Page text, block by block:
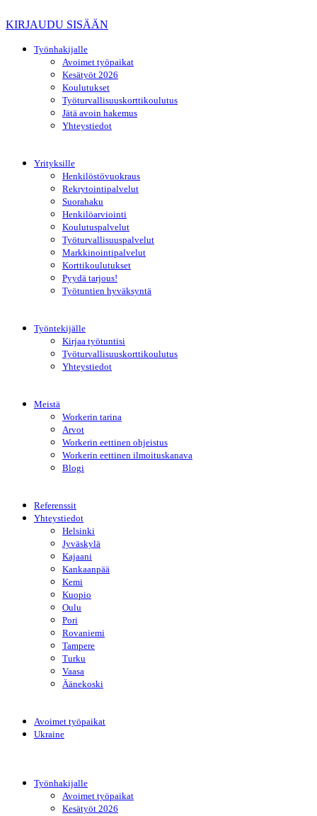
KIRJAUDU SISÄÄN
Työnhakijalle
Avoimet työpaikat
Kesätyöt 2026
Koulutukset
Työturvallisuuskorttikoulutus
Jätä avoin hakemus
Yhteystiedot
Yrityksille
Henkilöstövuokraus
Rekrytointipalvelut
Suorahaku
Henkilöarviointi
Koulutuspalvelut
Työturvallisuuspalvelut
Markkinointipalvelut
Korttikoulutukset
Pyydä tarjous!
Työtuntien hyväksyntä
Työntekijälle
Kirjaa työtuntisi
Työturvallisuuskorttikoulutus
Yhteystiedot
Meistä
Workerin tarina
Arvot
Workerin eettinen ohjeistus
Workerin eettinen ilmoituskanava
Blogi
Referenssit
Yhteystiedot
Helsinki
Jyväskylä
Kajaani
Kankaanpää
Kemi
Kuopio
Oulu
Pori
Rovaniemi
Tampere
Turku
Vaasa
Äänekoski
Avoimet työpaikat
Ukraine
Työnhakijalle
Avoimet työpaikat
Kesätyöt 2026